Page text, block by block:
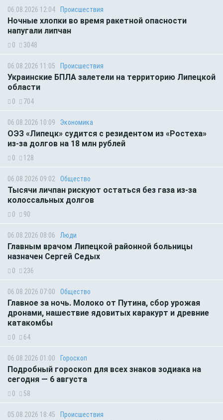
06.08.2026 12:04 Происшествия
Ночные хлопки во время ракетной опасности
напугали липчан
0 3048
06.08.2026 11:05 Происшествия
Украинские БПЛА залетели на территорию Липецкой
области
0 704
06.08.2026 10:09 Экономика
ОЭЗ «Липецк» судится с резидентом из «Ростеха»
из-за долгов на 18 млн рублей
0 128
06.08.2026 09:02 Общество
Тысячи личпан рискуют остаться без газа из-за
колоссальных долгов
0 90
06.08.2026 08:06 Люди
Главным врачом Липецкой районной больницы
назначен Сергей Седых
0 236
06.08.2026 07:00 Общество
Главное за ночь. Молоко от Путина, сбор урожая
дронами, нашествие ядовитых каракурт и древние
катакомбы
0 64
06.08.2026 01:00 Гороскоп
Подробный гороскоп для всех знаков зодиака на
сегодня — 6 августа
0 58
05.08.2026 18:45 Происшествия